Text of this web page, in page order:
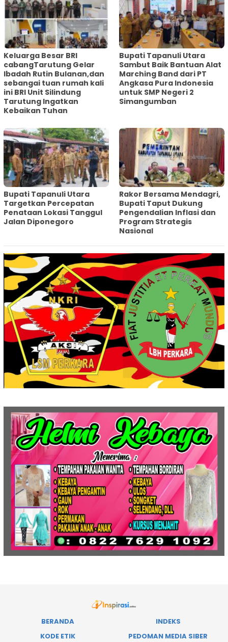
Keluarga Besar BRI
cabangTarutung Gelar
Ibadah Rutin Bulanan,dan
sebangai tuan rumah kali
ini BRI Unit Silindung
Tarutung Ingatkan
Kebaikan Tuhan
Bupati Tapanuli Utara
Sambut Baik Bantuan Alat
Marching Band dari PT
Angkasa Pura Indonesia
untuk SMP Negeri 2
Simangumban
‎Bupati Tapanuli Utara
Targetkan Percepatan
Penataan Lokasi Tanggul
Jalan Diponegoro
Rakor Bersama Mendagri,
Bupati Taput Dukung
Pengendalian Inflasi dan
Program Strategis
Nasional‎
BERANDA
INDEKS
KODE ETIK
PEDOMAN MEDIA SIBER